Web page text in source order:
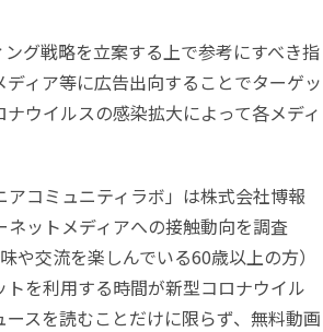
グ戦略を立案する上で参考にすべき指
ィア等に広告出向することでターゲッ
ウイルスの感染拡大によって各メディ
コミュニティラボ」は株式会社博報
ットメディアへの接触動向を調査
交流を楽しんでいる60歳以上の方）
を利用する時間が新型コロナウイル
スを読むことだけに限らず、無料動画